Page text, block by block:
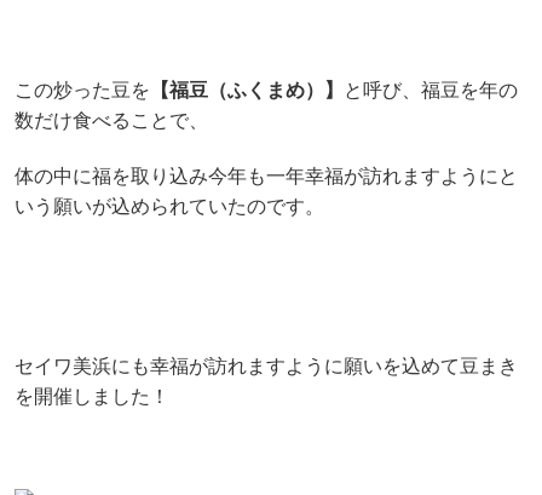
この炒った豆を 【福豆（ふくまめ）】
と呼び、福豆を年の
数だけ食べることで、
体の中に福を取り込み今年も一年幸福が訪れますようにと
いう願いが込められていたのです。
セイワ美浜にも幸福が訪れますように願いを込めて豆まき
を開催しました！